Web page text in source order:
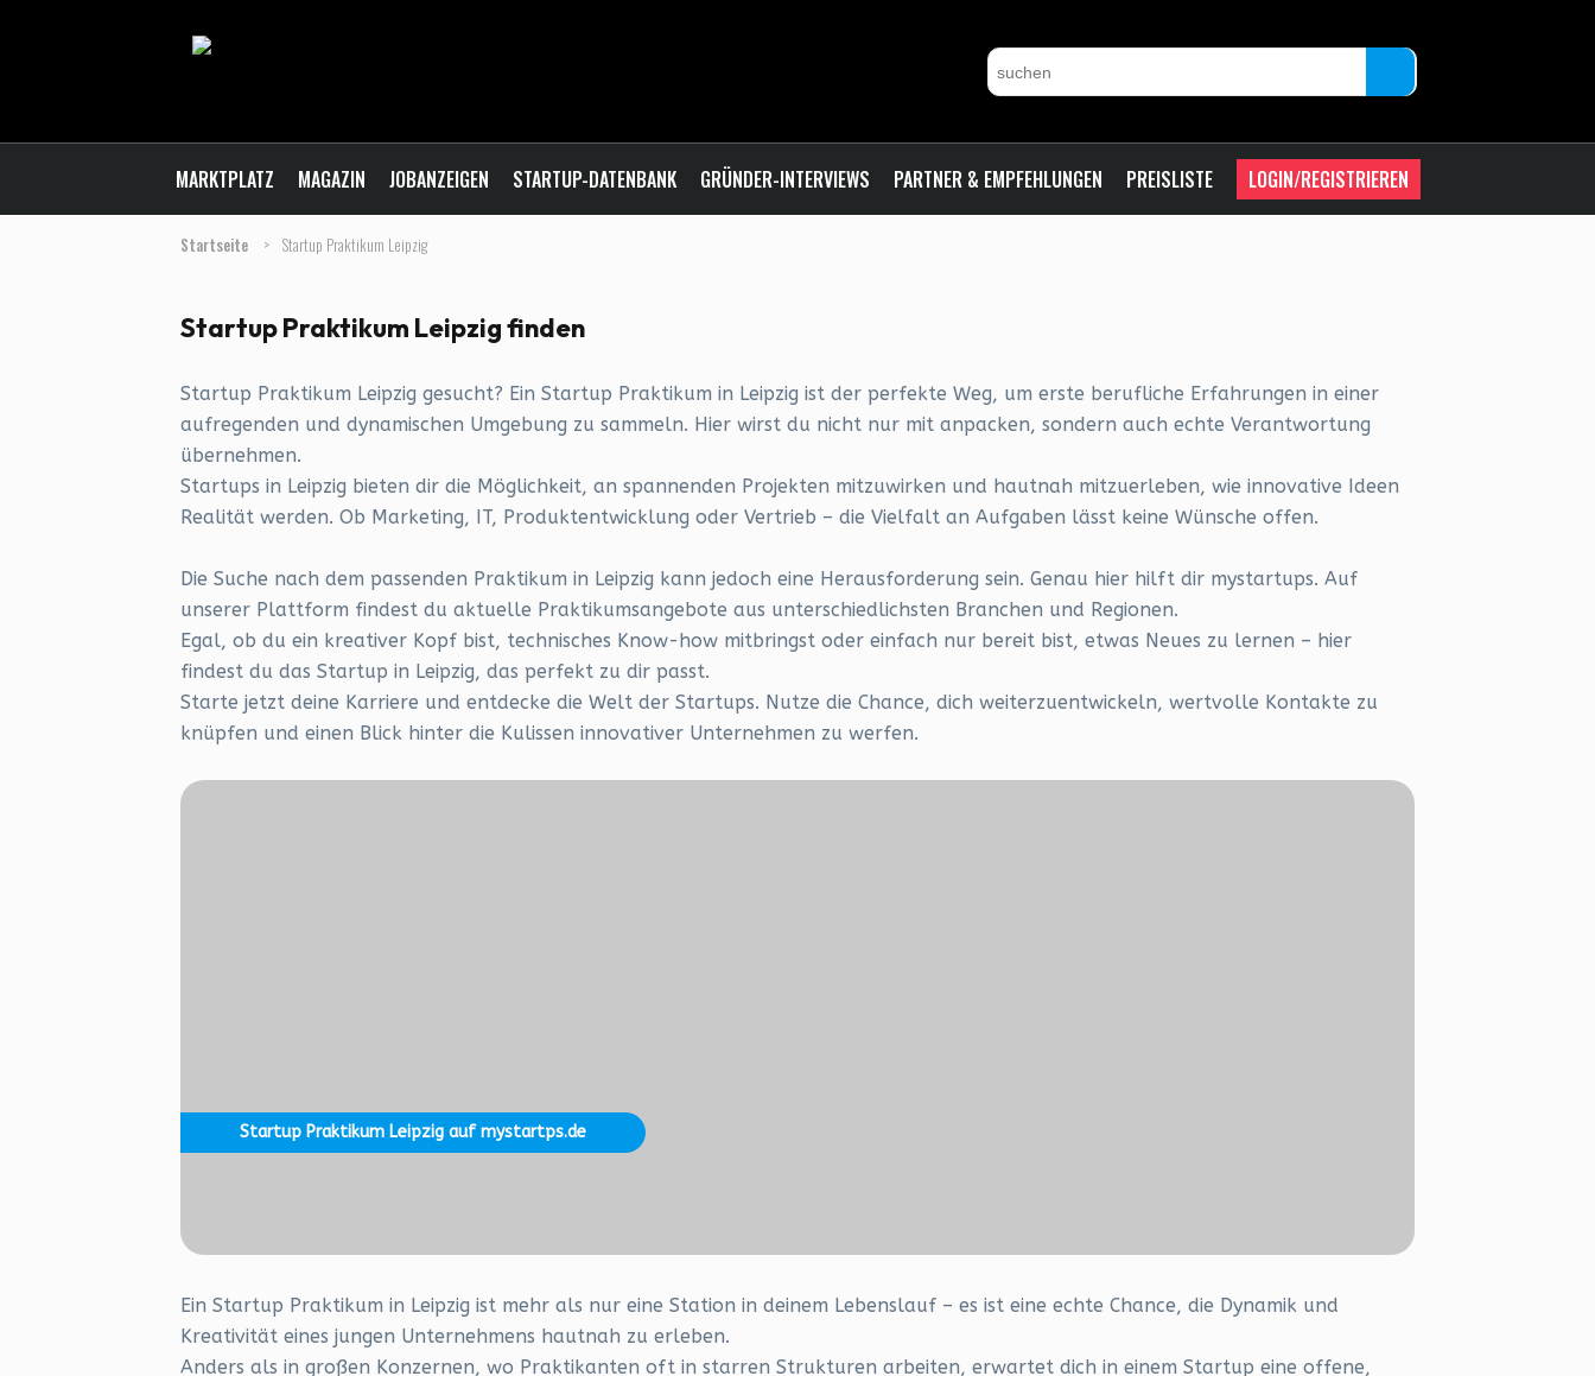
MARKTPLATZ MAGAZIN JOBANZEIGEN STARTUP-DATENBANK GRÜNDER-INTERVIEWS PARTNER & EMPFEHLUNGEN PREISLISTE LOGIN/REGISTRIEREN
Startseite > Startup Praktikum Leipzig
Startup Praktikum Leipzig finden
Startup Praktikum Leipzig gesucht? Ein Startup Praktikum in Leipzig ist der perfekte Weg, um erste berufliche Erfahrungen in einer
aufregenden und dynamischen Umgebung zu sammeln. Hier wirst du nicht nur mit anpacken, sondern auch echte Verantwortung
übernehmen.
Startups in Leipzig bieten dir die Möglichkeit, an spannenden Projekten mitzuwirken und hautnah mitzuerleben, wie innovative Ideen
Realität werden. Ob Marketing, IT, Produktentwicklung oder Vertrieb – die Vielfalt an Aufgaben lässt keine Wünsche offen.
Die Suche nach dem passenden Praktikum in Leipzig kann jedoch eine Herausforderung sein. Genau hier hilft dir mystartups. Auf
unserer Plattform findest du aktuelle Praktikumsangebote aus unterschiedlichsten Branchen und Regionen.
Egal, ob du ein kreativer Kopf bist, technisches Know-how mitbringst oder einfach nur bereit bist, etwas Neues zu lernen – hier
findest du das Startup in Leipzig, das perfekt zu dir passt.
Starte jetzt deine Karriere und entdecke die Welt der Startups. Nutze die Chance, dich weiterzuentwickeln, wertvolle Kontakte zu
knüpfen und einen Blick hinter die Kulissen innovativer Unternehmen zu werfen.
Startup Praktikum Leipzig auf mystartps.de
Ein Startup Praktikum in Leipzig ist mehr als nur eine Station in deinem Lebenslauf – es ist eine echte Chance, die Dynamik und
Kreativität eines jungen Unternehmens hautnah zu erleben.
Anders als in großen Konzernen, wo Praktikanten oft in starren Strukturen arbeiten, erwartet dich in einem Startup eine offene,